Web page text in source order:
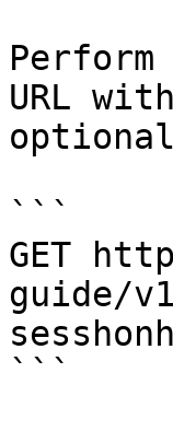
URL
```
GET
guide/
```